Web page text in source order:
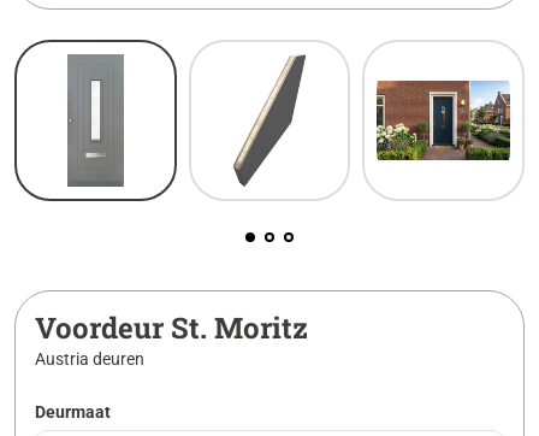
Voordeur St. Moritz
Austria deuren
Deurmaat